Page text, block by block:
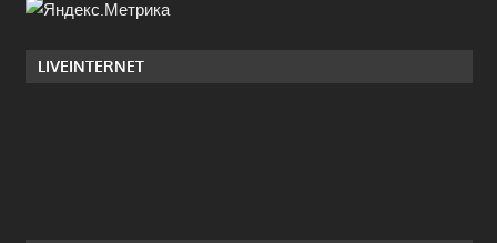
LIVEINTERNET